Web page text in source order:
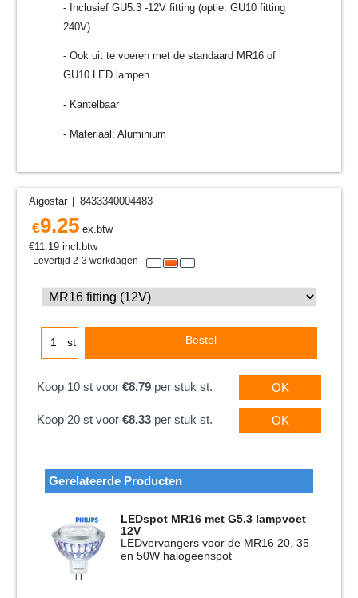
- Inclusief GU5.3 -12V fitting (optie: GU10 fitting
240V)
- Ook uit te voeren met de standaard MR16 of
GU10 LED lampen
- Kantelbaar
- Materiaal: Aluminium
Aigostar 8433340004483
€9.25 ex.btw
€11.19 incl.btw
Levertijd 2-3 werkdagen
st Bestel
Koop 10 st voor €8.79 per stuk st. OK
Koop 20 st voor €8.33 per stuk st. OK
Gerelateerde Producten
LEDspot MR16 met G5.3 lampvoet
12V
LEDvervangers voor de MR16 20, 35
en 50W halogeenspot